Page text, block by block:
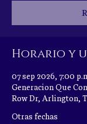
Horario y
07 sep 2026, 7:00
Generacion Que
Row Dr, Arlington,
Otras fechas